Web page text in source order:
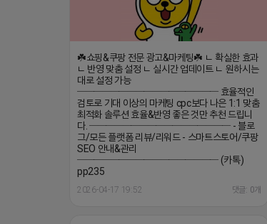
☘️쇼핑&쿠팡 전문 광고&마케팅☘️ ㄴ 확실한 효과
ㄴ 반영 맞춤 설정 ㄴ 실시간 업데이트 ㄴ 원하시는
대로 설정 가능
───────────────── 효율적인
검토로 기대 이상의 마케팅 cpc보다 나은 1:1 맞춤
최적화 솔루션 효율&반영 좋은 것만 추천 드립니
다. ───────────────── - 블로
그/모든 플랫폼 리뷰/리워드 - 스마트스토어/쿠팡
SEO 안내&관리
───────────────── (카톡)
pp235
2026-04-17 19:52 댓글: 0개